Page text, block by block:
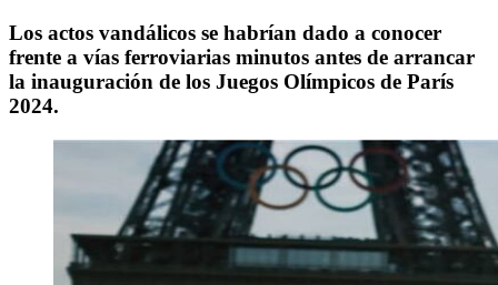
Los actos vandálicos se habrían dado a conocer
frente a vías ferroviarias minutos antes de arrancar
la inauguración de los Juegos Olímpicos de París
2024.